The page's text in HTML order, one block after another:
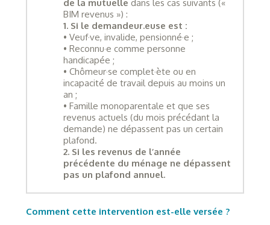
de la mutuelle dans les cas suivants («
BIM revenus ») :
1. Si le demandeur.euse est :
• Veuf·ve, invalide, pensionné·e ;
• Reconnu·e comme personne
handicapée ;
• Chômeur·se complet·ète ou en
incapacité de travail depuis au moins un
an ;
• Famille monoparentale et que ses
revenus actuels (du mois précédant la
demande) ne dépassent pas un certain
plafond.
2. Si les revenus de l’année
précédente du ménage ne dépassent
pas un plafond annuel.
Comment cette intervention est-elle versée ?